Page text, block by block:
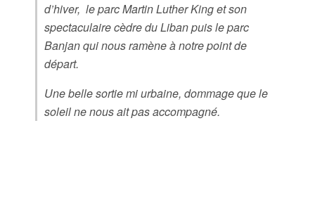
d’hiver, le parc Martin Luther King et son
spectaculaire cèdre du Liban puis le parc
Banjan qui nous ramène à notre point de
départ.
Une belle sortie mi urbaine, dommage que le
soleil ne nous ait pas accompagné.